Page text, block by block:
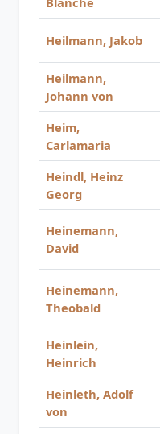
Heilmann, Jakob
Heilmann,
Johann von
Heim,
Carlamaria
Heindl, Heinz
Georg
Heinemann,
David
Heinemann,
Theobald
Heinlein,
Heinrich
Heinleth, Adolf
von